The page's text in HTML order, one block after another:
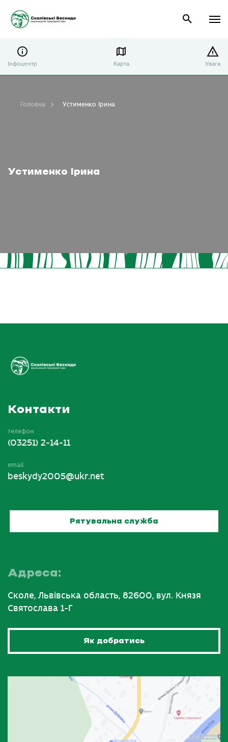
Інфоцентр Карта Увага
Устименко Ірина
Головна Устименко Ірина
Контакти
телефон
(03251) 2-14-11
email
beskydy2005@ukr.net
Рятувальна служба
Адреса:
Сколе, Львівська область, 82600, вул. Князя
Святослава 1-Г
Як добратись